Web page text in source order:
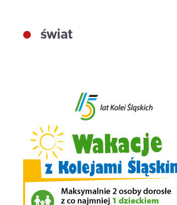
świat